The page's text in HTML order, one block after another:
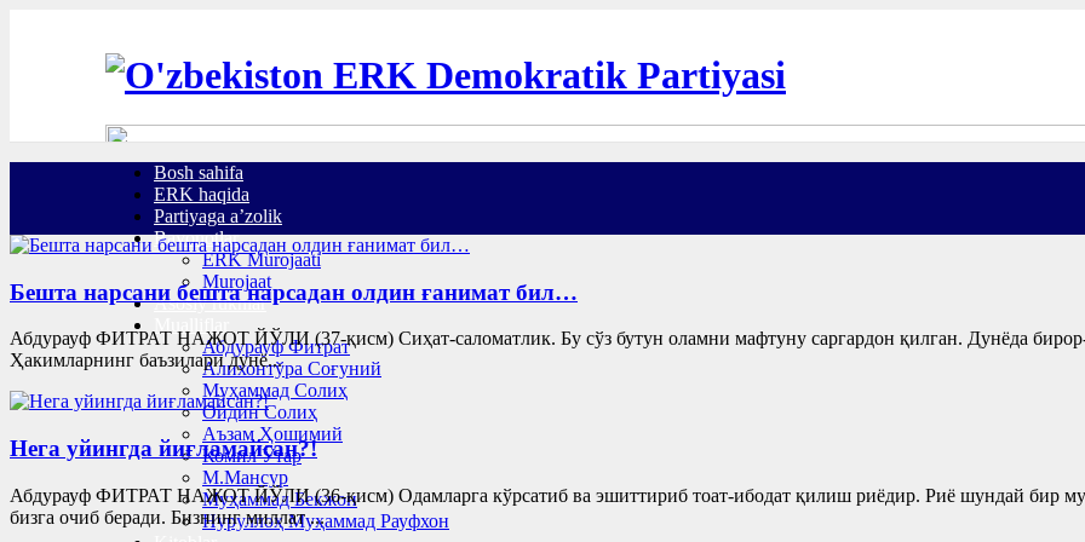
Bosh sahifa
ERK haqida
Partiyaga a’zolik
Bayonotlar
ERK Murojaati
Murojaat
Asosiy ruknlar
Абдурауф Фитрат
Алихонтўра Соғуний
Муҳаммад Солиҳ
Ойдин Солиҳ
Аъзам Ҳошимий
Комил Ўтар
М.Мансур
Муҳаммад Бекжон
Нуруллоҳ Муҳаммад Рауфхон
Бешта нарсани бешта нарсадан олдин ғанимат бил…
Абдурауф ФИТРАТ НАЖОТ ЙЎЛИ (37-қисм) Сиҳат-саломатлик. Бу сўз бутун оламни мафтуну саргардон қилган. Дунёда бирор-
Ҳакимларнинг баъзилари дунё...
Нега уйингда йиғламайсан?!
Абдурауф ФИТРАТ НАЖОТ ЙЎЛИ (36-қисм) Одамларга кўрсатиб ва эшиттириб тоат-ибодат қилиш риёдир. Риё шундай бир
бизга очиб беради. Бизнинг миллат ...